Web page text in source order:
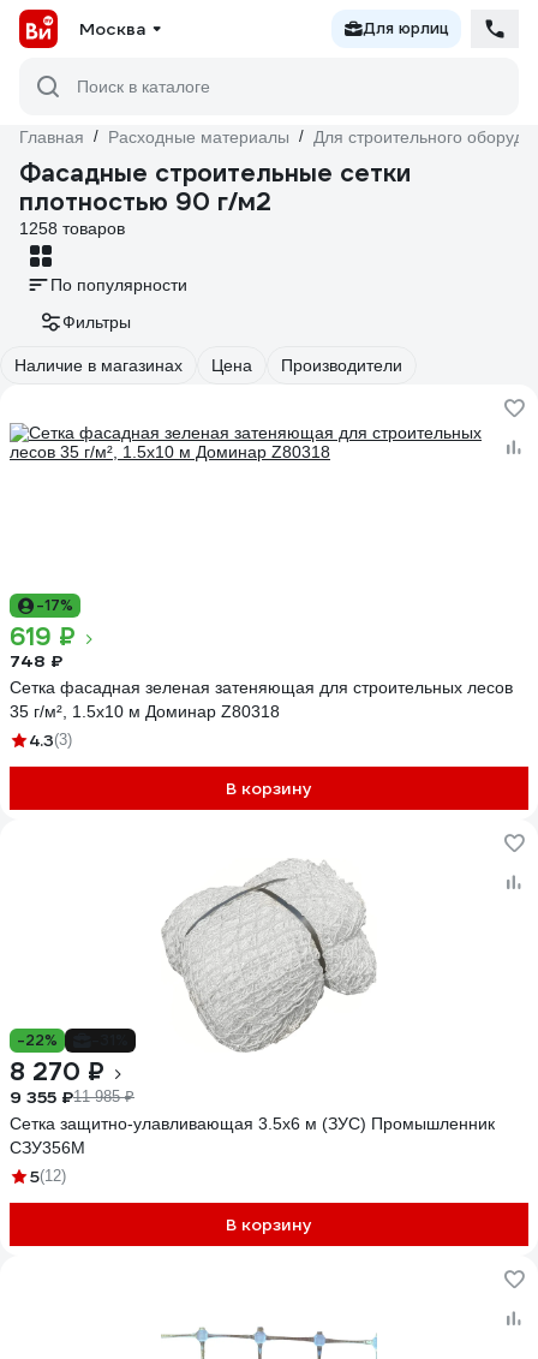
Москва Для юрлиц
Поиск в каталоге
Главная / Расходные материалы / Для строительного
Фасадные строительные сетки
плотностью 90 г/м2
1258 товаров
По популярности
Фильтры
Наличие в магазинах Цена Производители
-17%
619 ₽
748 ₽
Сетка фасадная зеленая затеняющая для строительных лесов
35 г/м², 1.5х10 м Доминар Z80318
4.3(3)
В корзину
-22%
8 270 ₽
9 355 ₽11 985 ₽
Сетка защитно-улавливающая 3.5x6 м (ЗУС) Промышленник
СЗУ356М
5(12)
В корзину